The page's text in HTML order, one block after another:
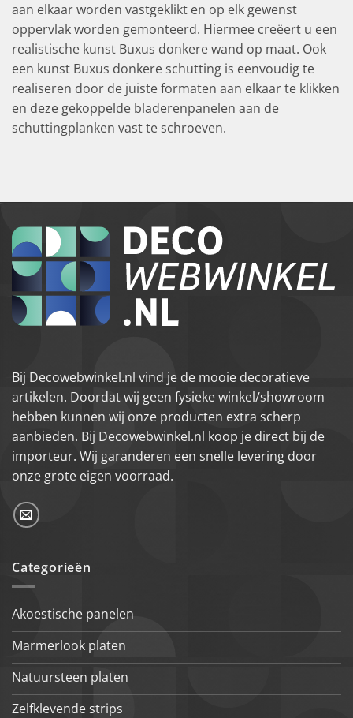
aan elkaar worden vastgeklikt en op elk gewenst
oppervlak worden gemonteerd. Hiermee creëert u een
realistische kunst Buxus donkere wand op maat. Ook
een kunst Buxus donkere schutting is eenvoudig te
realiseren door de juiste formaten aan elkaar te klikken
en deze gekoppelde bladerenpanelen aan de
schuttingplanken vast te schroeven.
Bij Decowebwinkel.nl vind je de mooie decoratieve
artikelen. Doordat wij geen fysieke winkel/showroom
hebben kunnen wij onze producten extra scherp
aanbieden. Bij Decowebwinkel.nl koop je direct bij de
importeur. Wij garanderen een snelle levering door
onze grote eigen voorraad.
Categorieën
Akoestische panelen
Marmerlook platen
Natuursteen platen
Zelfklevende strips